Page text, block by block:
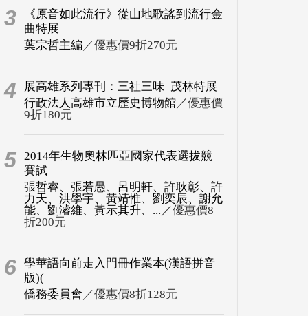
3
《原音如此流行》從山地歌謠到流行金
曲特展
葉宗哲主編 ／優惠價9折270元
4
展高雄系列專刊：三社三味–茂林特展
行政法人高雄市立歷史博物館／優惠價
9折180元
5 2014年生物奧林匹亞國家代表選拔競
賽試
張哲睿、張若愚、呂明軒、許耿彰、許
力天、洪學宇、黃靖惟、劉奕辰、謝允
能、劉濬維、黃示其升、... ／優惠價8
折200元
6 學華語向前走入門冊作業本(漢語拼音
版)(
僑務委員會 ／優惠價8折128元